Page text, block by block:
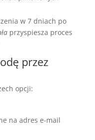
w 7 dniach po
przyspiesza proces
przez
opcji:
na adres e-mail